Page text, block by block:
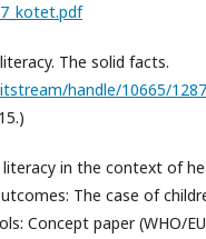
The solid facts.
handle/10665/
literacy in the context of
The case of
Concept paper (WHO/